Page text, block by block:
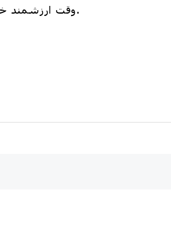
وقت ارزشمند خود، ما را در انجام این پژوهش یاری نمایند.